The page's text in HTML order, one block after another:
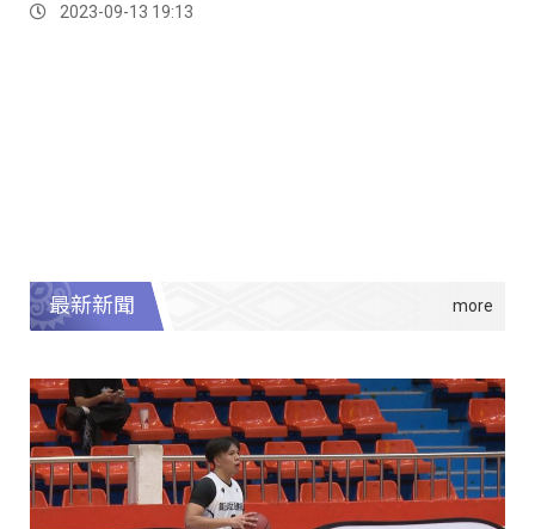
2023-09-13 19:13
最新新聞